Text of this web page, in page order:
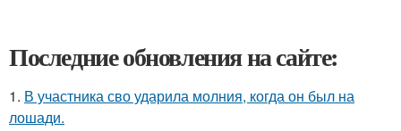
Последние обновления на сайте:
1. В участника сво ударила молния, когда он был на
лошади.